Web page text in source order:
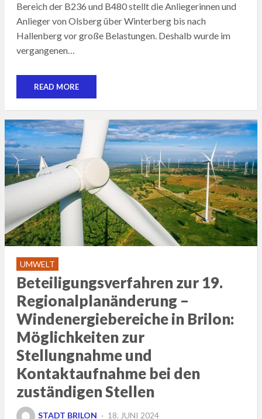
Bereich der B236 und B480 stellt die Anliegerinnen und
Anlieger von Olsberg über Winterberg bis nach
Hallenberg vor große Belastungen. Deshalb wurde im
vergangenen…
READ MORE
UMWELT
Beteiligungsverfahren zur 19.
Regionalplanänderung –
Windenergiebereiche in Brilon:
Möglichkeiten zur
Stellungnahme und
Kontaktaufnahme bei den
zuständigen Stellen
STADT BRILON
POSTED
18. JUNI 2024